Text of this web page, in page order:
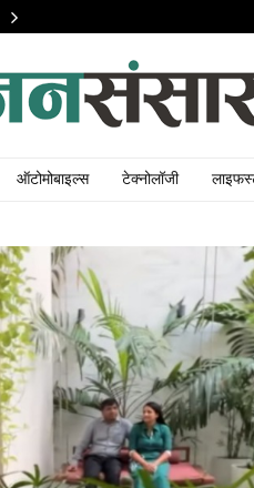
ऑटोमोबाइल्स टेक्नोलॉजी